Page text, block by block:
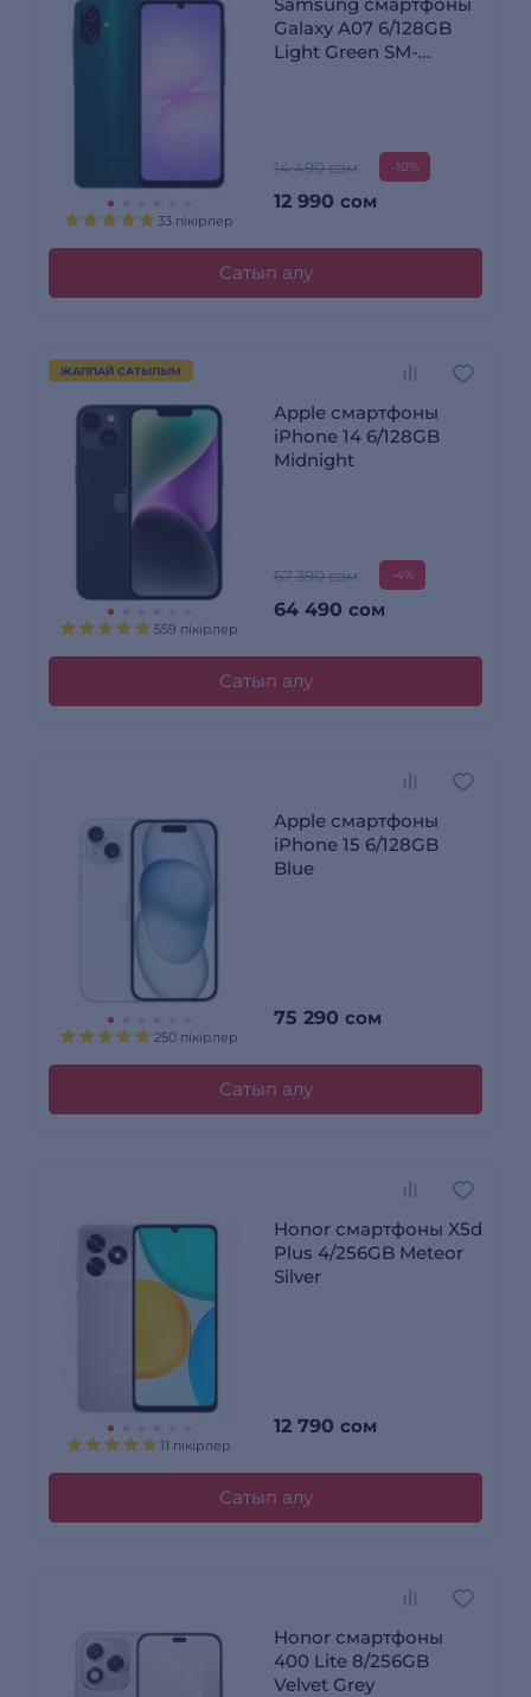
33 пікірлер
Galaxy A07 6/128GB
Light Green SM-
14 490 сом -10%
12 990 сом
Сатып алу
ЖАППАЙ САТЫЛЫМ
559 пікірлер
Apple смартфоны
iPhone 14 6/128GB
Midnight
67 390 сом -4%
64 490 сом
Сатып алу
250 пікірлер
Apple смартфоны
iPhone 15 6/128GB
Blue
75 290 сом
Сатып алу
11 пікірлер
Honor смартфоны X5d
Plus 4/256GB Meteor
Silver
12 790 сом
Сатып алу
Honor смартфоны
400 Lite 8/256GB
Velvet Grey